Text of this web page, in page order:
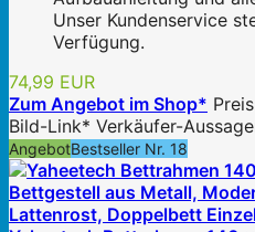
Unser Kundenservice
Verfügung.
74,99 EUR
Zum Angebot im Shop*
Bild-Link* Verkäufer-
AngebotBestseller Nr. 18